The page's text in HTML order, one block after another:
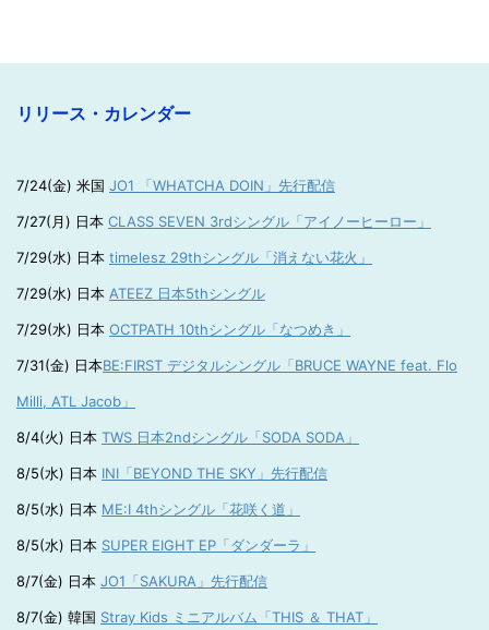
リリース・カレンダー
7/24(金) 米国 JO1 「WHATCHA DOIN」先行配信
7/27(月) 日本 CLASS SEVEN 3rdシングル「アイノーヒーロー」
7/29(水) 日本 timelesz 29thシングル「消えない花火」
7/29(水) 日本 ATEEZ 日本5thシングル
7/29(水) 日本 OCTPATH 10thシングル「なつめき」
7/31(金) 日本BE:FIRST デジタルシングル「BRUCE WAYNE feat. Flo
Milli, ATL Jacob」
8/4(火) 日本 TWS 日本2ndシングル「SODA SODA」
8/5(水) 日本 INI「BEYOND THE SKY」先行配信
8/5(水) 日本 ME:I 4thシングル「花咲く道」
8/5(水) 日本 SUPER EIGHT EP「ダンダーラ」
8/7(金) 日本 JO1「SAKURA」先行配信
8/7(金) 韓国 Stray Kids ミニアルバム「THIS ＆ THAT」